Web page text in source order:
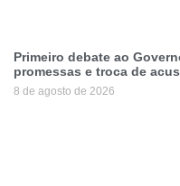
Primeiro debate ao
promessas e troca de
8 de agosto de 2026